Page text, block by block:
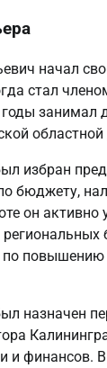
начал
стал
занимал
избран
бюджету,
он активно
повышению
назначен
и финансов.